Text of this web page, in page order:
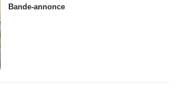
Bande-annonce